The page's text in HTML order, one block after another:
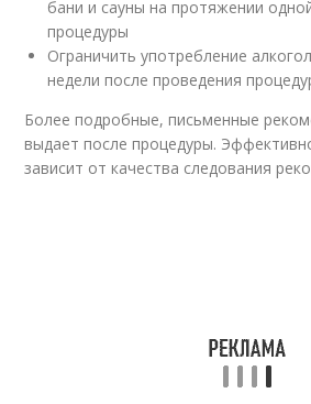
бани и сауны на протяжении
процедуры
Ограничить употребление
недели после проведения
Более подробные, письменные
выдает после процедуры.
зависит от качества следования